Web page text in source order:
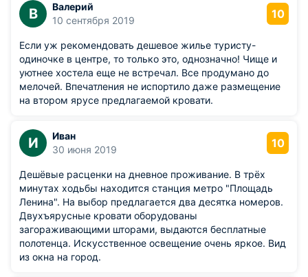
В
Валерий
10 сентября 2019
10
Если уж рекомендовать дешевое жилье туристу-
одиночке в центре, то только это, однозначно! Чище и
уютнее хостела еще не встречал. Все продумано до
мелочей. Впечатления не испортило даже размещение
на втором ярусе предлагаемой кровати.
И
Иван
30 июня 2019
10
Дешёвые расценки на дневное проживание. В трёх
минутах ходьбы находится станция метро "Площадь
Ленина". На выбор предлагается два десятка номеров.
Двухъярусные кровати оборудованы
загораживающими шторами, выдаются бесплатные
полотенца. Искусственное освещение очень яркое. Вид
из окна на город.